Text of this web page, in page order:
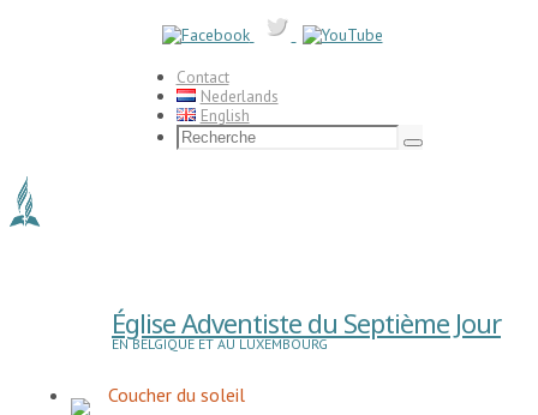
Contact
Nederlands
English
Search
for:
Recherche
Église Adventiste du Septième Jour
EN BELGIQUE ET AU LUXEMBOURG
Coucher du soleil